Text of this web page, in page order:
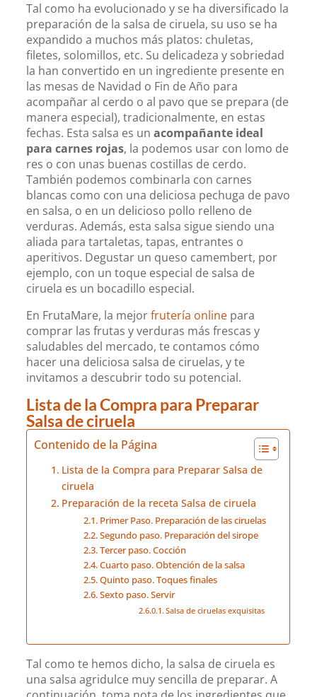
Tal como ha evolucionado y se ha diversificado la
preparación de la salsa de ciruela, su uso se ha
expandido a muchos más platos: chuletas,
filetes, solomillos, etc. Su delicadeza y sobriedad
la han convertido en un ingrediente presente en
las mesas de Navidad o Fin de Año para
acompañar al cerdo o al pavo que se prepara (de
manera especial), tradicionalmente, en estas
fechas. Esta salsa es unacompañante ideal
para carnes rojas, la podemos usar con lomo de
res o con unas buenas costillas de cerdo.
También podemos combinarla con carnes
blancas como con una deliciosa pechuga de pavo
en salsa, o en un delicioso pollo relleno de
verduras. Además, esta salsa sigue siendo una
aliada para tartaletas, tapas, entrantes o
aperitivos. Degustar un queso camembert, por
ejemplo, con un toque especial de salsa de
ciruela es un bocadillo especial.
En FrutaMare, la mejorfrutería online para
comprar las frutas y verduras más frescas y
saludables del mercado, te contamos cómo
hacer una deliciosa salsa de ciruelas, y te
invitamos a descubrir todo su potencial.
Lista de la Compra para Preparar
Salsa de ciruela
Contenido de la Página
Lista de la Compra para Preparar Salsa de
ciruela
Preparación de la receta Salsa de ciruela
Primer Paso. Preparación de las ciruelas
Segundo paso. Preparación del sirope
Tercer paso. Cocción
Cuarto paso. Obtención de la salsa
Quinto paso. Toques finales
Sexto paso. Servir
Salsa de ciruelas exquisitas
Tal como te hemos dicho, la salsa de ciruela es
una salsa agridulce muy sencilla de preparar. A